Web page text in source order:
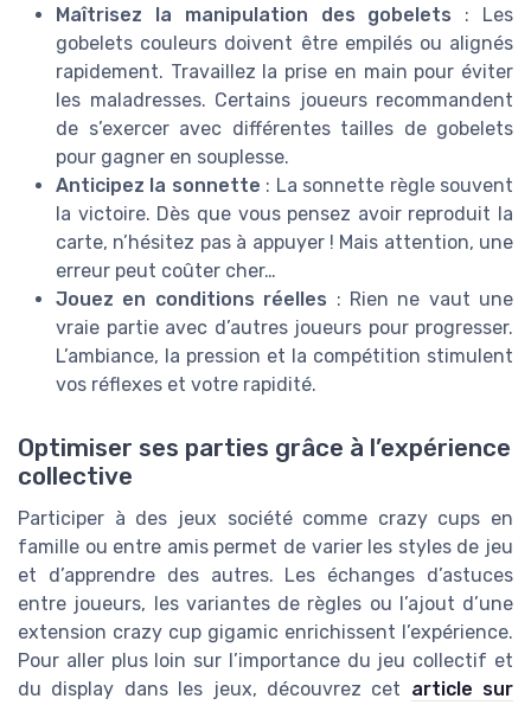
Maîtrisez la manipulation des gobelets : Les
gobelets couleurs doivent être empilés ou alignés
rapidement. Travaillez la prise en main pour éviter
les maladresses. Certains joueurs recommandent
de s’exercer avec différentes tailles de gobelets
pour gagner en souplesse.
Anticipez la sonnette : La sonnette règle souvent
la victoire. Dès que vous pensez avoir reproduit la
carte, n’hésitez pas à appuyer ! Mais attention, une
erreur peut coûter cher…
Jouez en conditions réelles : Rien ne vaut une
vraie partie avec d’autres joueurs pour progresser.
L’ambiance, la pression et la compétition stimulent
vos réflexes et votre rapidité.
Optimiser ses parties grâce à l’expérience
collective
Participer à des jeux société comme crazy cups en
famille ou entre amis permet de varier les styles de jeu
et d’apprendre des autres. Les échanges d’astuces
entre joueurs, les variantes de règles ou l’ajout d’une
extension crazy cup gigamic enrichissent l’expérience.
Pour aller plus loin sur l’importance du jeu collectif et
du display dans les jeux, découvrez cet article sur